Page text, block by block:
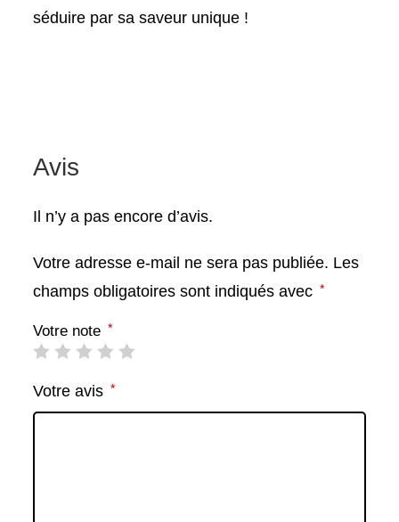
séduire par sa saveur unique !
Avis
Il n’y a pas encore d’avis.
Votre adresse e-mail ne sera pas publiée. Les
champs obligatoires sont indiqués avec *
Votre note *
Votre avis *